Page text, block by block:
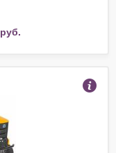
руб.